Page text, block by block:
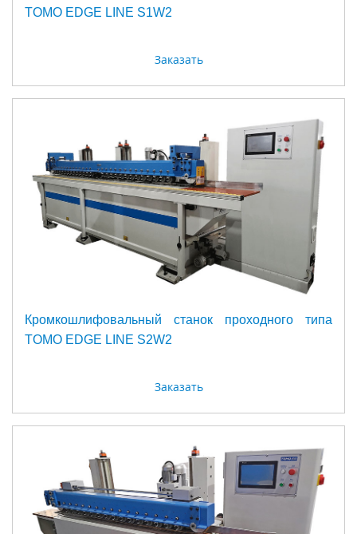
TOMO EDGE LINE S1W2
Заказать
Кромкошлифовальный станок проходного типа
TOMO EDGE LINE S2W2
Заказать